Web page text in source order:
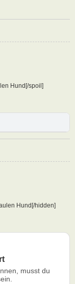
Hund[/spoil]
Hund[/hidden]
musst du